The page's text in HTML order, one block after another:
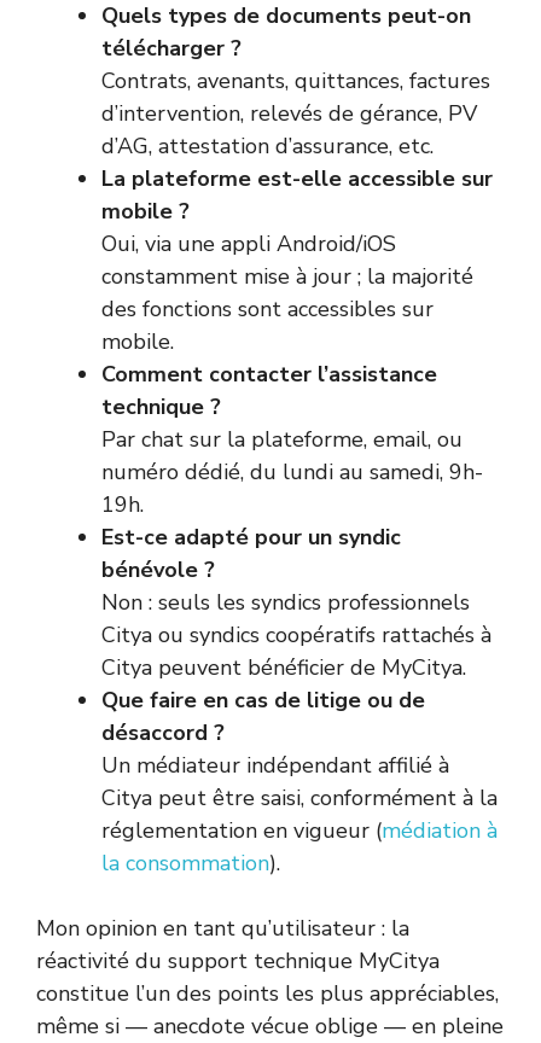
Quels types de documents peut-on
télécharger ?
Contrats, avenants, quittances, factures
d’intervention, relevés de gérance, PV
d’AG, attestation d’assurance, etc.
La plateforme est-elle accessible sur
mobile ?
Oui, via une appli Android/iOS
constamment mise à jour ; la majorité
des fonctions sont accessibles sur
mobile.
Comment contacter l’assistance
technique ?
Par chat sur la plateforme, email, ou
numéro dédié, du lundi au samedi, 9h-
19h.
Est-ce adapté pour un syndic
bénévole ?
Non : seuls les syndics professionnels
Citya ou syndics coopératifs rattachés à
Citya peuvent bénéficier de MyCitya.
Que faire en cas de litige ou de
désaccord ?
Un médiateur indépendant affilié à
Citya peut être saisi, conformément à la
réglementation en vigueur (médiation à
la consommation).
Mon opinion en tant qu’utilisateur : la
réactivité du support technique MyCitya
constitue l’un des points les plus appréciables,
même si — anecdote vécue oblige — en pleine